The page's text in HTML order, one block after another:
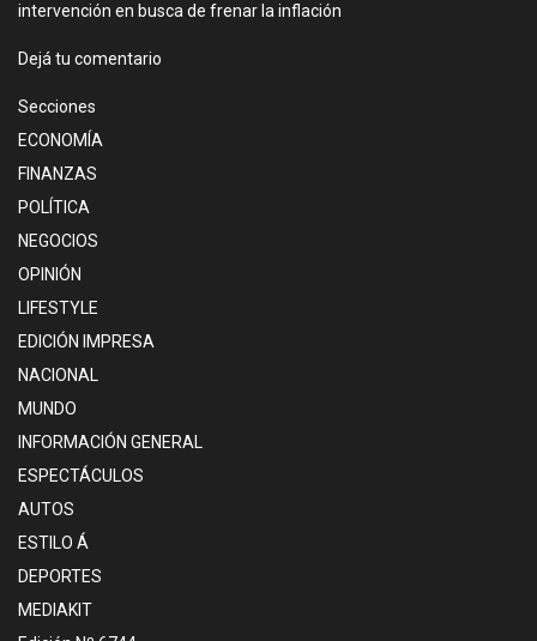
intervención en busca de frenar la inflación
Dejá tu comentario
Secciones
ECONOMÍA
FINANZAS
POLÍTICA
NEGOCIOS
OPINIÓN
LIFESTYLE
EDICIÓN IMPRESA
NACIONAL
MUNDO
INFORMACIÓN GENERAL
ESPECTÁCULOS
AUTOS
ESTILO Á
DEPORTES
MEDIAKIT